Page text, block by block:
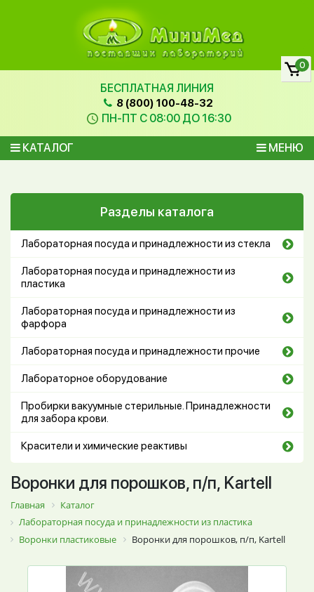
БЕСПЛАТНАЯ ЛИНИЯ
8 (800) 100-48-32
ПН-ПТ С 08:00 ДО 16:30
КАТАЛОГ МЕНЮ
0
Разделы каталога
Лабораторная посуда и принадлежности из стекла
Лабораторная посуда и принадлежности из
пластика
Лабораторная посуда и принадлежности из
фарфора
Лабораторная посуда и принадлежности прочие
Лабораторное оборудование
Пробирки вакуумные стерильные. Принадлежности
для забора крови.
Красители и химические реактивы
Воронки для порошков, п/п, Kartell
Главная
Каталог
Лабораторная посуда и принадлежности из пластика
Воронки пластиковые
Воронки для порошков, п/п, Kartell